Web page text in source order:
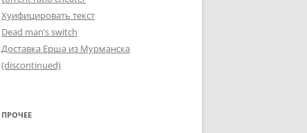
Хуифицировать текст
Dead man’s switch
Доставка Ерша из Мурманска
(discontinued)
ПРОЧЕЕ